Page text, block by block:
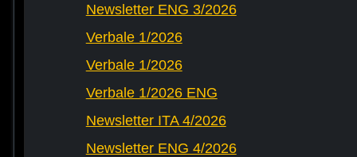
Newsletter ENG 3/2026
Verbale 1/2026
Verbale 1/2026
Verbale 1/2026 ENG
Newsletter ITA 4/2026
Newsletter ENG 4/2026